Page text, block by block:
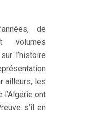
de
volumes
l’histoire
ailleurs, les
ont
s’il en